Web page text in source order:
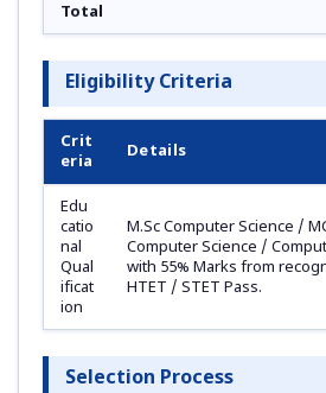
Total
Eligibility Criteria
Crit
eria
Details
Edu
catio
nal
Qual
ificat
ion
M.Sc Computer Science /
Computer Science /
with 55% Marks from
HTET / STET Pass.
Selection Process